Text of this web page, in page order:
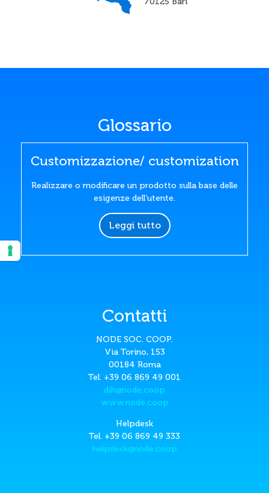
Glossario
Customizzazione/ customization
Realizzare o modificare un prodotto sulla base delle
esigenze dell’utente.
Leggi tutto
Contatti
NODE SOC. COOP.
Via Torino, 153
00184 Roma
Tel. +39 06 869 49 001
dih@node.coop
www.node.coop
Helpdesk
Tel. +39 06 869 49 333
helpdesk@node.coop